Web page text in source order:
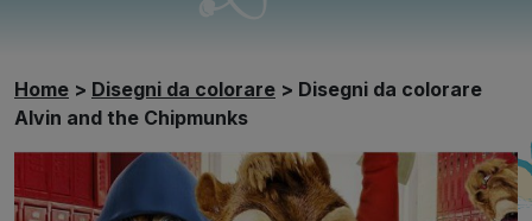
Home > Disegni da colorare > Disegni da colorare
Alvin and the Chipmunks